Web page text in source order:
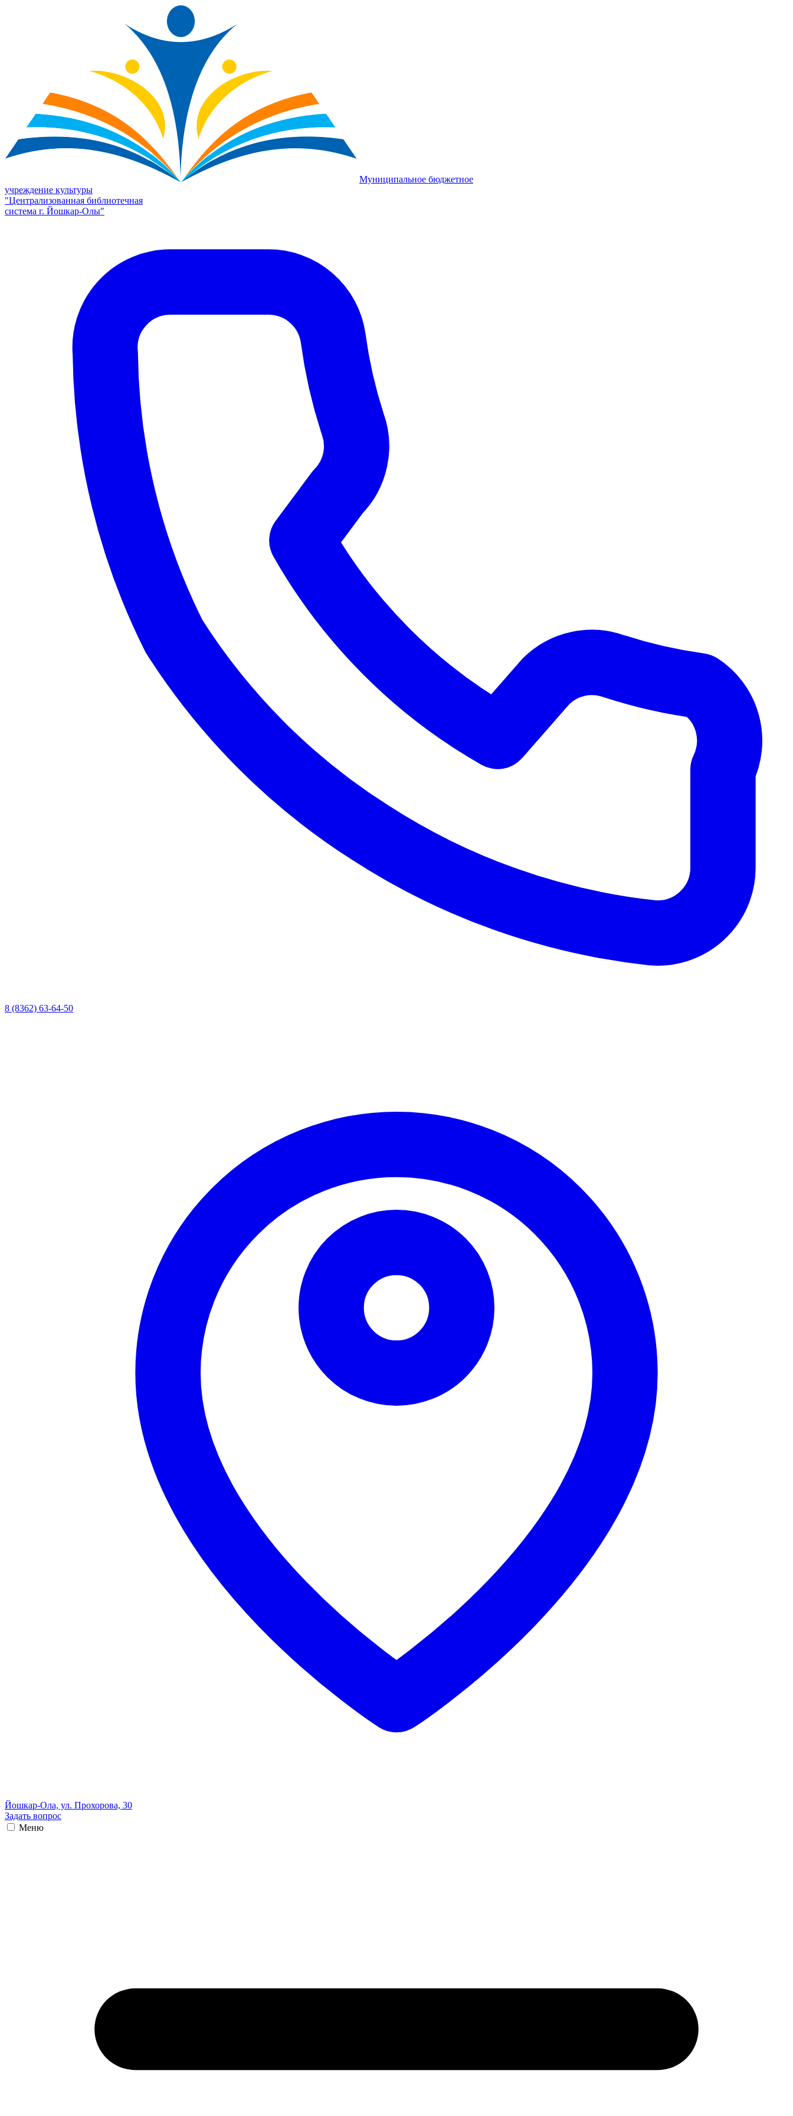
Муниципальное бюджетное
учреждение культуры
"Централизованная библиотечная
система г. Йошкар-Олы"
8 (8362) 63-64-50
Йошкар-Ола, ул. Прохорова, 30
Задать вопрос
Меню